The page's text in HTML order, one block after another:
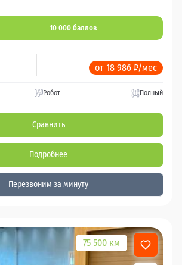
10 000 баллов
от 18 986 ₽/мес
Робот Полный
Сравнить
Подробнее
Перезвоним за минуту
75 500 км